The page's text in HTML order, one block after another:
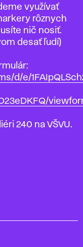
využívať
rôznych
nič nosiť.
desať ľudí)
d/e/
240 na VŠVU.